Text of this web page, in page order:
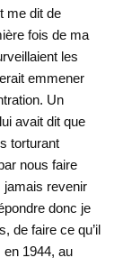
me dit de
fois de ma
les
emmener
Un
avait dit que
torturant
nous faire
jamais revenir
donc je
de faire ce qu’il
1944, au